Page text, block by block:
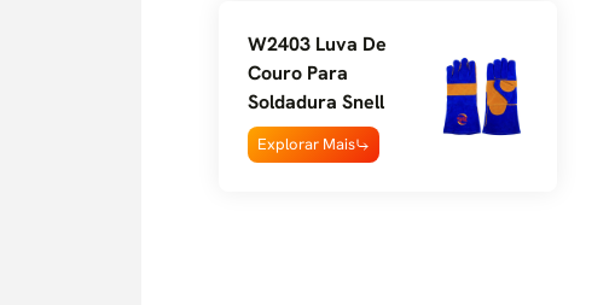
W2403 Luva De
Couro Para
Soldadura Snell
Explorar Mais